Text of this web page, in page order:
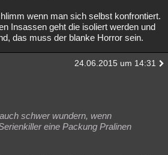
wenn man sich selbst konfrontiert.
Insassen geht die isoliert werden und
das muss der blanke Horror sein.
24.06.2015 um 14:31
schwer wundern, wenn
eine Packung Pralinen